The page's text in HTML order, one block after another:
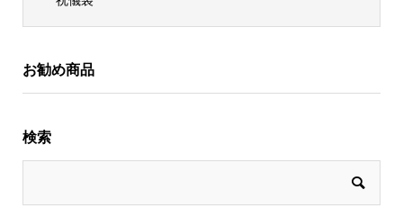
お勧め商品
検索